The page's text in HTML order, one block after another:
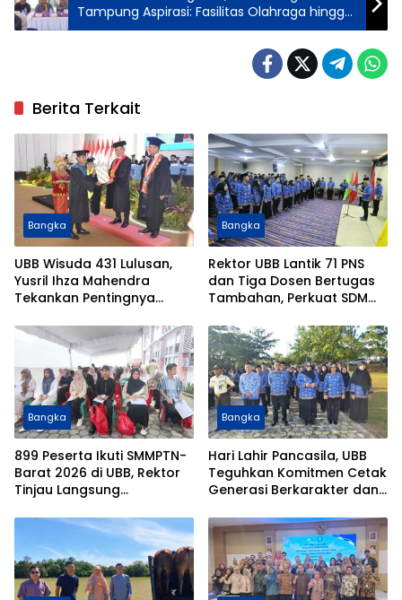
Tampung Aspirasi: Fasilitas Olahraga hingga
Penerangan Jalan Disorot
Berita Terkait
Bangka
UBB Wisuda 431 Lulusan,
Yusril Ihza Mahendra
Tekankan Pentingnya
Pengelolaan SDA Berbasis
Ilmu Pengetahuan
Bangka
Rektor UBB Lantik 71 PNS
dan Tiga Dosen Bertugas
Tambahan, Perkuat SDM
Bangka
899 Peserta Ikuti SMMPTN-
Barat 2026 di UBB, Rektor
Tinjau Langsung
Bangka
Hari Lahir Pancasila, UBB
Teguhkan Komitmen Cetak
Generasi Berkarakter dan